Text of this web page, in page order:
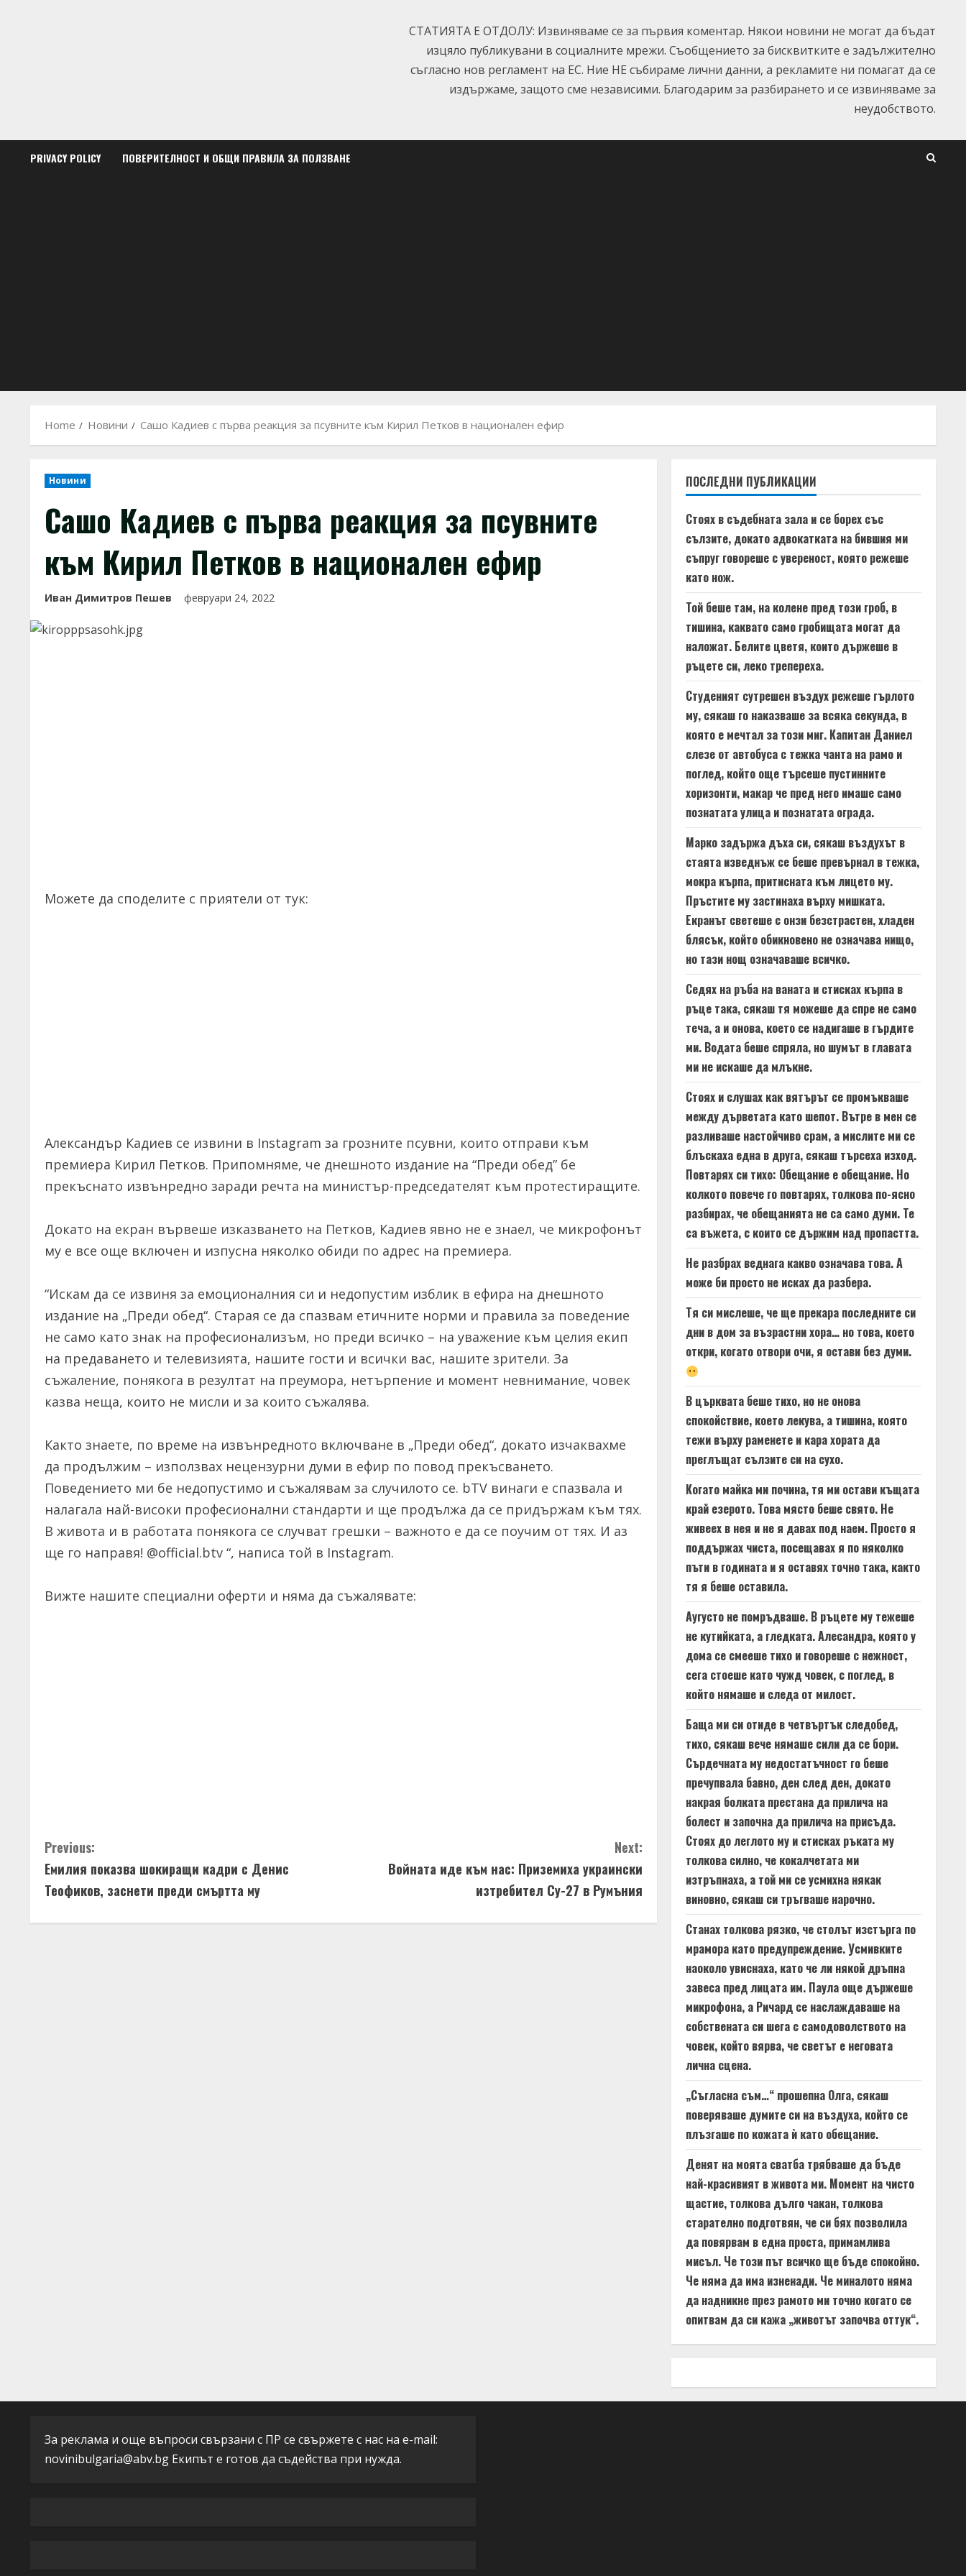
СТАТИЯТА Е ОТДОЛУ: Извиняваме се за първия коментар. Някои новини не могат да бъдат
изцяло публикувани в социалните мрежи. Съобщението за бисквитките е задължително
съгласно нов регламент на ЕС. Ние НЕ събираме лични данни, а рекламите ни помагат да се
издържаме, защото сме независими. Благодарим за разбирането и се извиняваме за
неудобството.
PRIVACY POLICY ПОВЕРИТЕЛНОСТ И ОБЩИ ПРАВИЛА ЗА ПОЛЗВАНЕ
Home Новини Сашо Кадиев с първа реакция за псувните към Кирил Петков в национален ефир
Новини
Сашо Кадиев с първа реакция за псувните
към Кирил Петков в национален ефир
Иван Димитров Пешев февруари 24, 2022
Можете да споделите с приятели от тук:
Александър Кадиев се извини в Instagram за грозните псувни, които отправи към
премиера Кирил Петков. Припомняме, че днешното издание на “Преди обед” бе
прекъснато извънредно заради речта на министър-председателят към протестиращите.
Докато на екран вървеше изказването на Петков, Кадиев явно не е знаел, че микрофонът
му е все още включен и изпусна няколко обиди по адрес на премиера.
“Искам да се извиня за емоционалния си и недопустим изблик в ефира на днешното
издание на „Преди обед“. Старая се да спазвам етичните норми и правила за поведение
не само като знак на професионализъм, но преди всичко – на уважение към целия екип
на предаването и телевизията, нашите гости и всички вас, нашите зрители. За
съжаление, понякога в резултат на преумора, нетърпение и момент невнимание, човек
казва неща, които не мисли и за които съжалява.
Както знаете, по време на извънредното включване в „Преди обед“, докато изчаквахме
да продължим – използвах нецензурни думи в ефир по повод прекъсването.
Поведението ми бе недопустимо и съжалявам за случилото се. bTV винаги е спазвала и
налагала най-високи професионални стандарти и ще продължа да се придържам към тях.
В живота и в работата понякога се случват грешки – важното е да се поучим от тях. И аз
ще го направя! @official.btv “, написа той в Instagram.
Вижте нашите специални оферти и няма да съжалявате:
C
o
Previous:
Емилия показва шокиращи кадри с Денис
Теофиков, заснети преди смъртта му
Next:
Войната иде към нас: Приземиха украински
изтребител Су-27 в Румъния
ПОСЛЕДНИ ПУБЛИКАЦИИ
Стоях в съдебната зала и се борех със
сълзите, докато адвокатката на бившия ми
съпруг говореше с увереност, която режеше
като нож.
Той беше там, на колене пред този гроб, в
тишина, каквато само гробищата могат да
наложат. Белите цветя, които държеше в
ръцете си, леко трепереха.
Студеният сутрешен въздух режеше гърлото
му, сякаш го наказваше за всяка секунда, в
която е мечтал за този миг. Капитан Даниел
слезе от автобуса с тежка чанта на рамо и
поглед, който още търсеше пустинните
хоризонти, макар че пред него имаше само
познатата улица и познатата ограда.
Марко задържа дъха си, сякаш въздухът в
стаята изведнъж се беше превърнал в тежка,
мокра кърпа, притисната към лицето му.
Пръстите му застинаха върху мишката.
Екранът светеше с онзи безстрастен, хладен
блясък, който обикновено не означава нищо,
но тази нощ означаваше всичко.
Седях на ръба на ваната и стисках кърпа в
ръце така, сякаш тя можеше да спре не само
теча, а и онова, което се надигаше в гърдите
ми. Водата беше спряла, но шумът в главата
ми не искаше да млъкне.
Стоях и слушах как вятърът се промъкваше
между дърветата като шепот. Вътре в мен се
разливаше настойчиво срам, а мислите ми се
блъскаха една в друга, сякаш търсеха изход.
Повтарях си тихо: Обещание е обещание. Но
колкото повече го повтарях, толкова по-ясно
разбирах, че обещанията не са само думи. Те
са въжета, с които се държим над пропастта.
Не разбрах веднага какво означава това. А
може би просто не исках да разбера.
Тя си мислеше, че ще прекара последните си
дни в дом за възрастни хора… но това, което
откри, когато отвори очи, я остави без думи.
В църквата беше тихо, но не онова
спокойствие, което лекува, а тишина, която
тежи върху раменете и кара хората да
преглъщат сълзите си на сухо.
Когато майка ми почина, тя ми остави къщата
край езерото. Това място беше свято. Не
живеех в нея и не я давах под наем. Просто я
поддържах чиста, посещавах я по няколко
пъти в годината и я оставях точно така, както
тя я беше оставила.
Аугусто не помръдваше. В ръцете му тежеше
не кутийката, а гледката. Алесандра, която у
дома се смееше тихо и говореше с нежност,
сега стоеше като чужд човек, с поглед, в
който нямаше и следа от милост.
Баща ми си отиде в четвъртък следобед,
тихо, сякаш вече нямаше сили да се бори.
Сърдечната му недостатъчност го беше
пречупвала бавно, ден след ден, докато
накрая болката престана да прилича на
болест и започна да прилича на присъда.
Стоях до леглото му и стисках ръката му
толкова силно, че кокалчетата ми
изтръпнаха, а той ми се усмихна някак
виновно, сякаш си тръгваше нарочно.
Станах толкова рязко, че столът изстърга по
мрамора като предупреждение. Усмивките
наоколо увиснаха, като че ли някой дръпна
завеса пред лицата им. Паула още държеше
микрофона, а Ричард се наслаждаваше на
собствената си шега с самодоволството на
човек, който вярва, че светът е неговата
лична сцена.
„Съгласна съм…“ прошепна Олга, сякаш
поверяваше думите си на въздуха, който се
плъзгаше по кожата ѝ като обещание.
Денят на моята сватба трябваше да бъде
най-красивият в живота ми. Момент на чисто
щастие, толкова дълго чакан, толкова
старателно подготвян, че си бях позволила
да повярвам в една проста, примамлива
мисъл. Че този път всичко ще бъде спокойно.
Че няма да има изненади. Че миналото няма
да надникне през рамото ми точно когато се
опитвам да си кажа „животът започва оттук“.
За реклама и още въпроси свързани с ПР се свържете с нас на e-mail:
novinibulgaria@abv.bg Екипът е готов да съдейства при нужда.